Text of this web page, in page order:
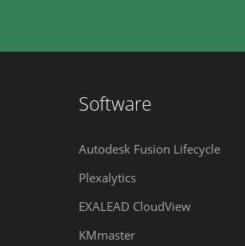
Software
Autodesk Fusion Lifecycle
Plexalytics
EXALEAD CloudView
KMmaster